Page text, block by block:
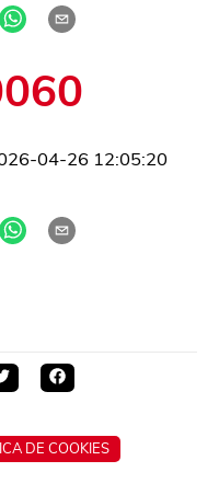
04-26 12:05:20
DE COOKIES